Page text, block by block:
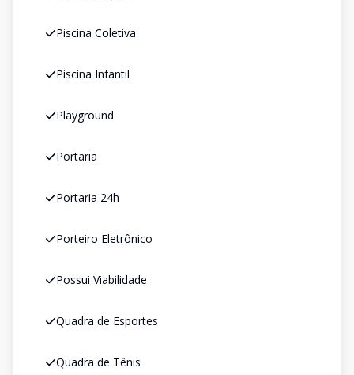
Piscina Coletiva
Piscina Infantil
Playground
Portaria
Portaria 24h
Porteiro Eletrônico
Possui Viabilidade
Quadra de Esportes
Quadra de Tênis